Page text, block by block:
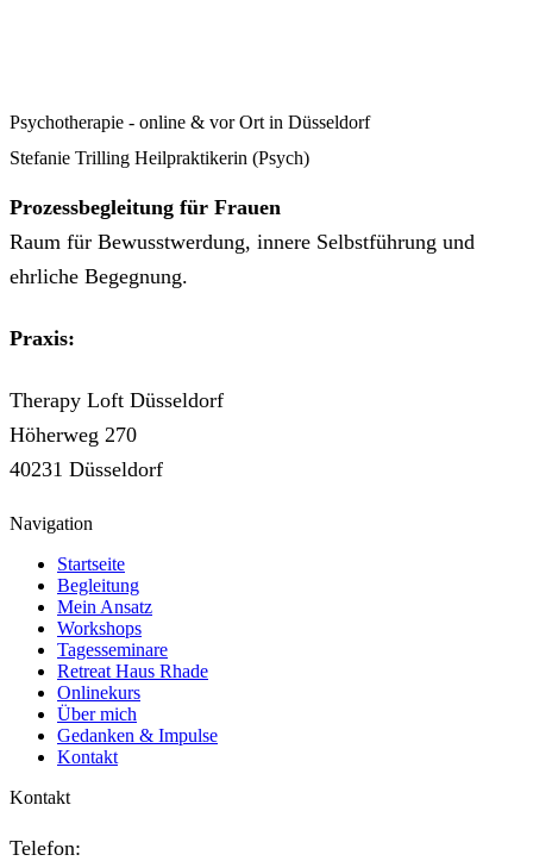
Psychotherapie - online & vor Ort in Düsseldorf
Stefanie Trilling Heilpraktikerin (Psych)
Prozessbegleitung für Frauen
Raum für Bewusstwerdung, innere Selbstführung und
ehrliche Begegnung.
Praxis:
Therapy Loft Düsseldorf
Höherweg 270
40231 Düsseldorf
Navigation
Startseite
Begleitung
Mein Ansatz
Workshops
Tagesseminare
Retreat Haus Rhade
Onlinekurs
Über mich
Gedanken & Impulse
Kontakt
Kontakt
Telefon: